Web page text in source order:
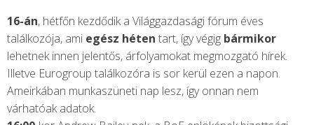
16-án, hétfőn kezdődik a Világgazdasági fórum éves
találkozója, ami egész héten tart, így végig bármikor
lehetnek innen jelentős, árfolyamokat megmozgató hírek.
Illetve Eurogroup találkozóra is sor kerül ezen a napon.
Ameirkában munkaszüneti nap lesz, így onnan nem
várhatóak adatok.